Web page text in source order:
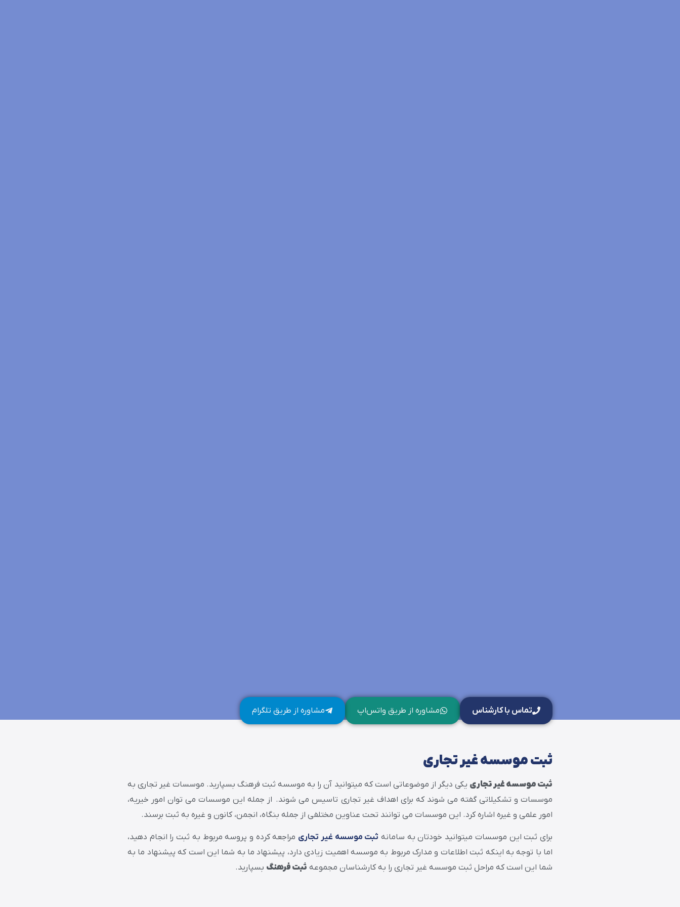
مشاوره از طریق واتس‌اپ مشاوره از طریق تلگرام تماس با کارشناس
ثبت موسسه غیر تجاری
ثبت موسسه غیر تجاری یکی دیگر از موضوعاتی است که میتوانید آن را به موسسه ثبت فرهنگ بسپارید. موسسات غیر تجاری به
موسسات و تشکیلاتی گفته می شوند که برای اهداف غیر تجاری تاسیس می شوند. از جمله این موسسات می توان امور خیریه،
امور علمی و غیره اشاره کرد. این موسسات می توانند تحت عناوین مختلفی از جمله بنگاه، انجمن، کانون و غیره به ثبت برسند.
برای ثبت این موسسات میتوانید خودتان به سامانه ثبت موسسه غیر تجاری مراجعه کرده و پروسه مربوط به ثبت را انجام دهید،
اما با توجه به اینکه ثبت اطلاعات و مدارک مربوط به موسسه اهمیت زیادی دارد، پیشنهاد ما به شما این است که پیشنهاد ما به
شما این است که مراحل ثبت موسسه غیر تجاری را به کارشناسان مجموعه ثبت فرهنگ بسپارید.